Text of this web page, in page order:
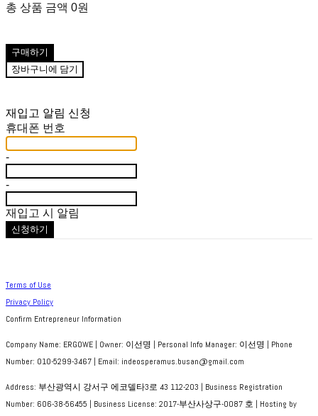
총 상품 금액 0원
구매하기
장바구니에 담기
재입고 알림 신청
휴대폰 번호
-
-
재입고 시 알림
신청하기
Terms of Use
Privacy Policy
Confirm Entrepreneur Information
Company Name: ERGOWE | Owner: 이선명 | Personal Info Manager: 이선명 | Phone
Number: 010-5299-3467 | Email: indeosperamus.busan@gmail.com
Address: 부산광역시 강서구 에코델타3로 43 112-203 | Business Registration
Number: 606-38-56455 | Business License: 2017-부산사상구-0087 호 | Hosting by